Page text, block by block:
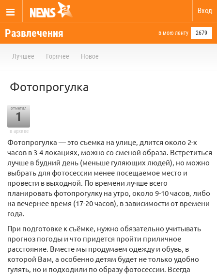
Вход
Развлечения в мою ленту 2679
Лучшее Горячее Новое
Фотопрогулка
отметил
1
в архиве
Фотопрогулка — это съемка на улице, длится около 2-х
часов в 3-4 локациях, можно со сменой образа. Встретиться
лучше в будний день (меньше гуляющих людей), но можно
выбрать для фотосессии менее посещаемое место и
провести в выходной. По времени лучше всего
планировать фотопрогулку на утро, около 9-10 часов, либо
на вечернее время (17-20 часов), в зависимости от времени
года.
При подготовке к съёмке, нужно обязательно учитывать
прогноз погоды и что придется пройти приличное
расстояние. Вместе мы продумаем одежду и обувь, в
которой Вам, а особенно детям будет не только удобно
гулять, но и подходили по образу фотосессии. Всегда